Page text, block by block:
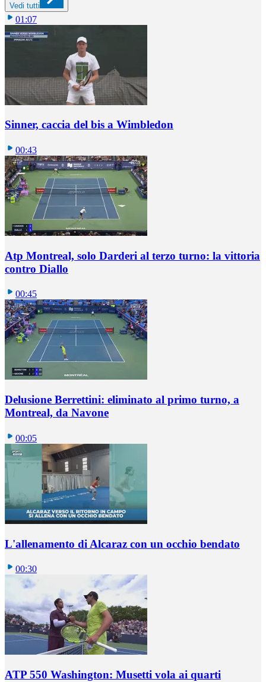
Vedi tutti
01:07
Sinner, caccia del bis a Wimbledon
00:43
Atp Montreal, solo Darderi al terzo turno: la vittoria
contro Diallo
00:45
Delusione Berrettini: eliminato al primo turno, a
Montreal, da Navone
00:05
L'allenamento di Alcaraz con un occhio bendato
00:30
ATP 550 Washington: Musetti vola ai quarti